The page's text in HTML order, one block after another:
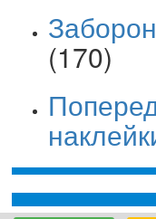
(170)